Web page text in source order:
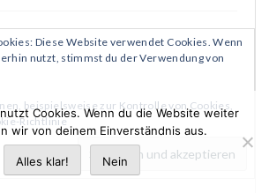
Diese Website verwendet Cookies. Wenn
nutzt, stimmst du der Verwendung von
beispielsweise zur Kontrolle von Cookies,
Richtlinie
Cookies. Wenn du die Website weiter
wir von deinem Einverständnis aus.
Alles klar! Nein